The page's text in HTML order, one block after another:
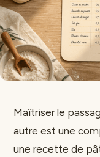
Maîtriser le
autre est une
une recette de